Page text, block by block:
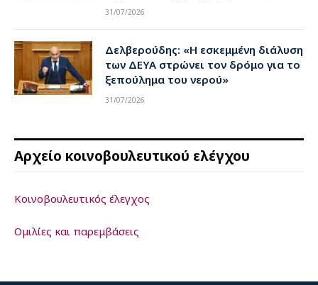
31/07/2026
Δελβερούδης: «Η εσκεμμένη διάλυση
των ΔΕΥΑ στρώνει τον δρόμο για το
ξεπούλημα του νερού»
31/07/2026
Αρχείο κοινοβουλευτικού ελέγχου
Κοινοβουλευτικός έλεγχος
Ομιλίες και παρεμβάσεις